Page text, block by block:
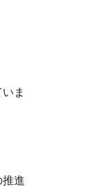
ま
進